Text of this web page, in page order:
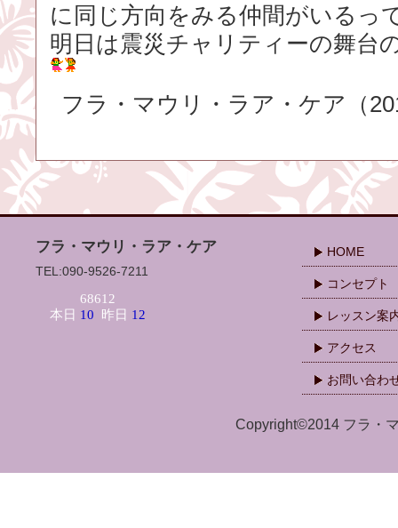
に同じ方向をみる仲間がいるっ
明日は震災チャリティーの舞台
フラ・マウリ・ラア・ケア（
フラ・マウリ・ラア・ケア
TEL:090-9526-7211
HOME
コンセプト
レッスン案
アクセス
お問い合わ
Copyright©2014 フラ・